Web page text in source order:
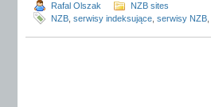
Rafal Olszak
NZB sites
NZB serwisy indeksujące serwisy NZB